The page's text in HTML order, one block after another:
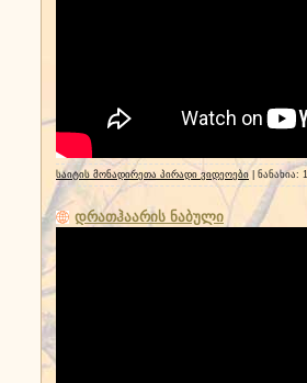
საიტის მონადირეთა პირადი ვიდეოები | ნანახია:
დრათჰაარის ნაბული